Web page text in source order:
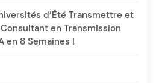
d’Été Transmettre et
en Transmission
en 8 Semaines !